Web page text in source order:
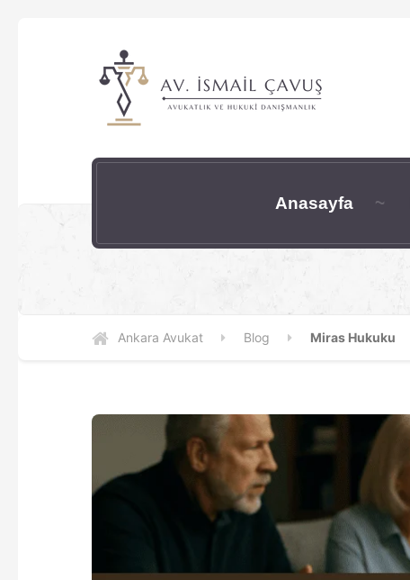
Anasayfa
Ankara Avukat Blog Miras Hukuku